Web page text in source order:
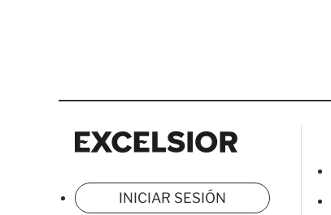
INICIAR SESIÓN